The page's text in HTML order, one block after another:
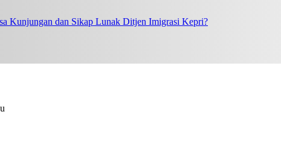
Kunjungan dan Sikap Lunak Ditjen Imigrasi Kepri?